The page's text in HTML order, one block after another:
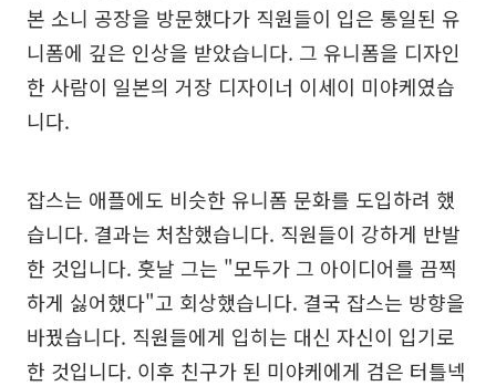
본 소니 공장을 방문했다가 직원들이 입은 통일된 유
니폼에 깊은 인상을 받았습니다. 그 유니폼을 디자인
한 사람이 일본의 거장 디자이너 이세이 미야케였습
니다.
잡스는 애플에도 비슷한 유니폼 문화를 도입하려 했
습니다. 결과는 처참했습니다. 직원들이 강하게 반발
한 것입니다. 훗날 그는 "모두가 그 아이디어를 끔찍
하게 싫어했다"고 회상했습니다. 결국 잡스는 방향을
바꿨습니다. 직원들에게 입히는 대신 자신이 입기로
한 것입니다. 이후 친구가 된 미야케에게 검은 터틀넥